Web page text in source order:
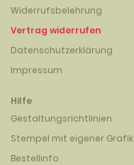
Widerrufsbelehrung
Vertrag widerrufen
Datenschutzerklärung
Impressum
Hilfe
Gestaltungsrichtlinien
Stempel mit eigener Grafik
Bestellinfo